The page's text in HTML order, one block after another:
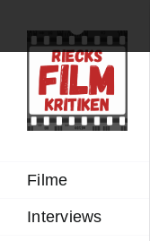
Inhalt
springen
Filme
Interviews
eröffnet:
Die Legende des
Tunnel